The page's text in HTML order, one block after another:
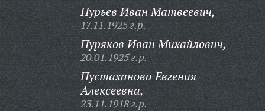
Пурьев Иван Матвеевич,
17.11.1925 г.р.
Пуряков Иван Михайлович,
20.01.1925 г.р.
Пустаханова Евгения
Алексеевна,
23.11.1918 г.р.